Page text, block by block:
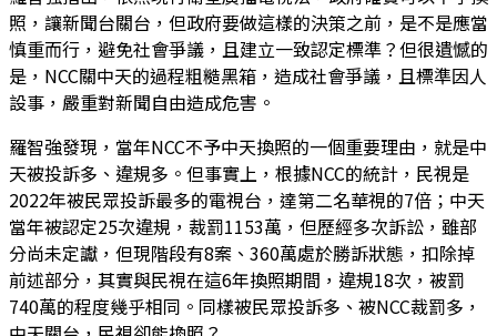
照，讓新聞台關台，但政府要做這樣的決策之前，是不是應當
慎重而行，避免社會爭議，且建立一致認定標準？但很遺憾的
是，NCC關中天的過程粗糙黑箱，造成社會爭議，且標準因人
設事，嚴重對新聞自由造成危害。
羅智強發現，當年NCC不予中天換照的一個重要理由，就是中
天被投訴多、違規多。但事實上，根據NCC的統計，民視是
2022年被民眾投訴最多的電視台，達第二名華視的7倍；中天
當年被認定25次違規，裁罰1153萬，但歷經多次訴訟，雖部
分尚未定讞，但現階段有8案、360萬處於勝訴狀態，扣除掉
前述部分，其實與民視在這6年換照期間，違規18次，被罰
740萬的程度幾乎相同。同樣被民眾投訴多、被NCC裁罰多，